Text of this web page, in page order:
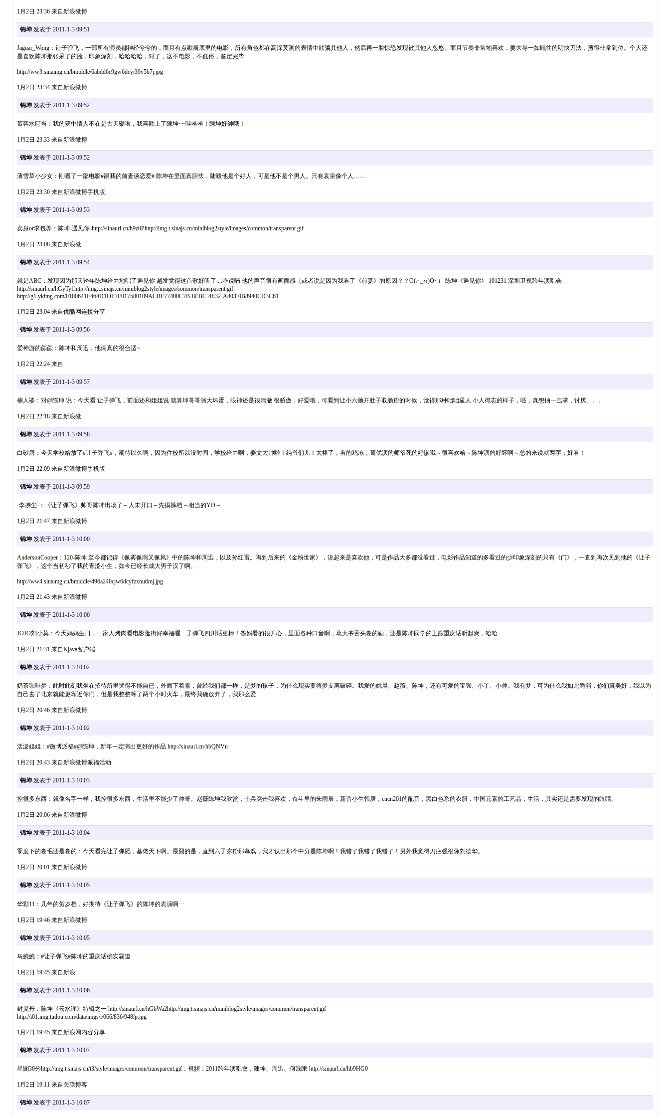
1月2日 23:36 来自新浪微博
锦坤发表于 2011-1-3 09:51
Jaguar_Wong：让子弹飞，一部所有演员都神经兮兮的，而且有点歇斯底里的电影，所有角色都在高深莫测的表情中欺骗其他人，然后再一脸惊恐发现被其他人忽悠。而且节奏非常地喜欢，姜大导一如既往的明快刀法，剪得非常到位。个人还
是喜欢陈坤那张呆了的脸，印象深刻，哈哈哈哈，对了，这不电影，不低俗，鉴定完毕
http://ww3.sinaimg.cn/bmiddle/6abdd6c9gw6dcyj39y5b7j.jpg
1月2日 23:34 来自新浪微博
锦坤发表于 2011-1-3 09:52
慕容水叮当：我的夢中情人不在是古天樂啦，我喜歡上了陳坤~~哇哈哈！陳坤好帥哦！
1月2日 23:33 来自新浪微博
锦坤发表于 2011-1-3 09:52
薄雪草小少女：刚看了一部电影#跟我的前妻谈恋爱# 陈坤在里面真胆怯，陆毅他是个好人，可是他不是个男人。只有袁泉像个人……
1月2日 23:30 来自新浪微博手机版
锦坤发表于 2011-1-3 09:53
卖身or求包养：陈坤-遇见你-http://sinaurl.cn/h9z0Phttp://img.t.sinajs.cn/miniblog2style/images/common/transparent.gif
1月2日 23:08 来自新浪微
锦坤发表于 2011-1-3 09:54
就是ABC：发现因为那天跨年陈坤给力地唱了遇见你 越发觉得这首歌好听了....咋说喃 他的声音很有画面感（或者说是因为我看了《前妻》的原因？？O(∩_∩)O~） 陈坤《遇见你》 101231 深圳卫视跨年演唱会
http://sinaurl.cn/hGyTy1http://img.t.sinajs.cn/miniblog2style/images/common/transparent.gif
http://g1.ykimg.com/0100641F464D1DF7F017580109ACBF77400C7B-8EBC-4E32-A803-0B8940CD3C61
1月2日 23:04 来自优酷网连接分享
锦坤发表于 2011-1-3 09:56
爱神游的颜颜：陈坤和周迅，他俩真的很合适~
1月2日 22:24 来自
锦坤发表于 2011-1-3 09:57
楠人婆：对@陈坤 说：今天看 让子弹飞，前面还和姐姐说 就算坤哥哥演大坏蛋，眼神还是很清澈 很骄傲，好爱哦，可看到让小六抛开肚子取肠粉的时候，觉得那种咄咄逼人 小人得志的样子，呸，真想抽一巴掌，讨厌。。。
1月2日 22:18 来自新浪微
锦坤发表于 2011-1-3 09:58
白砂唐：今天学校给放了#让子弹飞#，期待以久啊，因为住校所以没时间，学校给力啊，姜文太帅啦！纯爷们儿！太棒了，看的鸡冻，葛优演的师爷死的好惨哦～很喜欢哈～陈坤演的好坏啊～总的来说就两字：好看！
1月2日 22:09 来自新浪微博手机版
锦坤发表于 2011-1-3 09:59
-李拂尘-：《让子弹飞》帅哥陈坤出场了～人未开口～先摸裤档～相当的YD～
1月2日 21:47 来自新浪微博
锦坤发表于 2011-1-3 10:00
AndersonCooper：120-陈坤 至今都记得《像雾像雨又像风》中的陈坤和周迅，以及孙红雷。再到后来的《金粉世家》，说起来是喜欢他，可是作品大多都没看过，电影作品知道的多看过的少印象深刻的只有《门》，一直到再次见到他的《让子
弹飞》，这个当初秒了我的青涩小生，如今已经长成大男子汉了啊。
http://ww4.sinaimg.cn/bmiddle/496a240cjw6dcyfzxnu6mj.jpg
1月2日 21:43 来自新浪微博
锦坤发表于 2011-1-3 10:00
JOJO刘小莫：今天妈妈生日，一家人烤肉看电影逛街好幸福喔…子弹飞四川话更棒！爸妈看的很开心，里面各种口音啊，葛大爷舌头卷的勒，还是陈坤同学的正踪重庆话听起爽，哈哈
1月2日 21:31 来自Kjava客户端
锦坤发表于 2011-1-3 10:02
奶茶咖啡梦：此时此刻我坐在招待所里哭得不能自已，外面下着雪，曾经我们都一样，是梦的孩子，为什么现实要将梦支离破碎。我爱的姚晨、赵薇、陈坤，还有可爱的宝强、小丫、小帅。我有梦，可为什么我如此脆弱，你们真美好，我以为
自己去了北京就能更靠近你们，但是我整整等了两个小时火车，最终我确放弃了，我那么爱
1月2日 20:46 来自新浪微博
锦坤发表于 2011-1-3 10:02
活泼姐姐：#微博派福#@陈坤，新年一定演出更好的作品 http://sinaurl.cn/hbQNVn
1月2日 20:43 来自新浪微博派福活动
锦坤发表于 2011-1-3 10:03
控很多东西：就像名字一样，我控很多东西，生活里不能少了帅哥。赵薇陈坤我欣赏，士兵突击我喜欢，奋斗里的朱雨辰，新晋小生韩庚，cucn201的配音，黑白色系的衣服，中国元素的工艺品，生活，其实还是需要发现的眼睛。
1月2日 20:06 来自新浪微博
锦坤发表于 2011-1-3 10:04
零度下的卷毛还是卷的：今天看完让子弹肥，基佬天下啊。最囧的是，直到六子凉粉那幕戏，我才认出那个中分是陈坤啊！我错了我错了我错了！另外我觉得刀疤强很像刘德华。
1月2日 20:01 来自新浪微博
锦坤发表于 2011-1-3 10:05
华彩11：几年的贺岁档，好期待《让子弹飞》的陈坤的表演啊···
1月2日 19:46 来自新浪微博
锦坤发表于 2011-1-3 10:05
马婉婉：#让子弹飞#陈坤的重庆话确实霸道
1月2日 19:45 来自新浪
锦坤发表于 2011-1-3 10:06
封灵丹：陈坤《云水谣》特辑之一 http://sinaurl.cn/hGbWa2http://img.t.sinajs.cn/miniblog2style/images/common/transparent.gif
http://i01.img.tudou.com/data/imgs/i/066/836/948/p.jpg
1月2日 19:45 来自新浪网内容分享
锦坤发表于 2011-1-3 10:07
星聞30分http://img.t.sinajs.cn/t3/style/images/common/transparent.gif：視頻：2011跨年演唱會，陳坤、周迅、何潤東 http://sinaurl.cn/hb9HG0
1月2日 19:11 来自关联博客
锦坤发表于 2011-1-3 10:07